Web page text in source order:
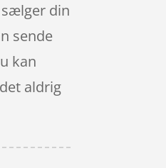
din
sende
kan
aldrig